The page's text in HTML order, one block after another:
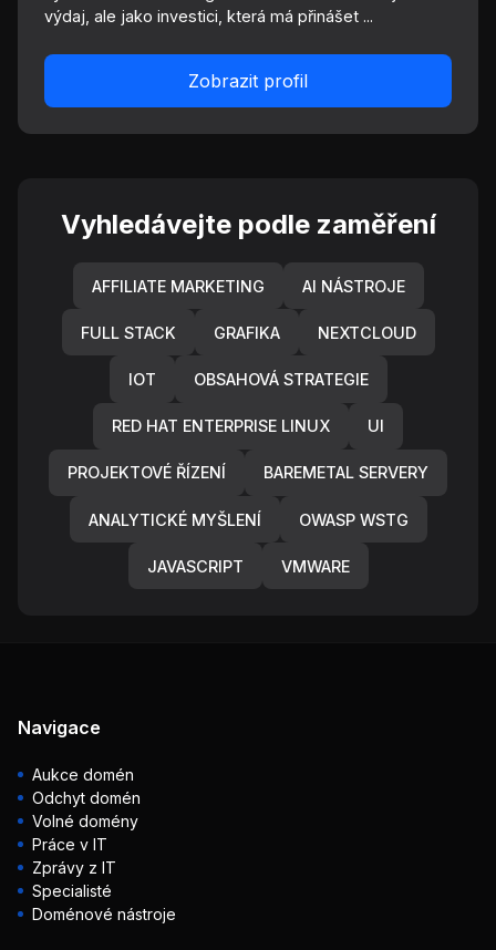
výdaj, ale jako investici, která má přinášet ...
Zobrazit profil
Vyhledávejte podle zaměření
AFFILIATE MARKETING AI NÁSTROJE
FULL STACK GRAFIKA NEXTCLOUD
IOT OBSAHOVÁ STRATEGIE
RED HAT ENTERPRISE LINUX UI
PROJEKTOVÉ ŘÍZENÍ BAREMETAL SERVERY
ANALYTICKÉ MYŠLENÍ OWASP WSTG
JAVASCRIPT VMWARE
Navigace
Aukce domén
Odchyt domén
Volné domény
Práce v IT
Zprávy z IT
Specialisté
Doménové nástroje